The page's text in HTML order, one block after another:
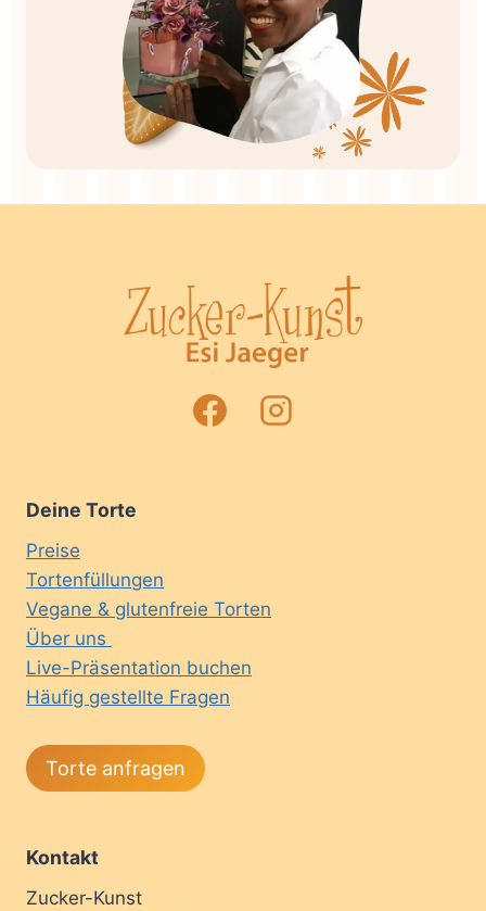
Deine Torte
Preise
Tortenfüllungen
Vegane & glutenfreie Torten
Über uns
Live-Präsentation buchen
Häufig gestellte Fragen
Torte anfragen
Kontakt
Zucker-Kunst